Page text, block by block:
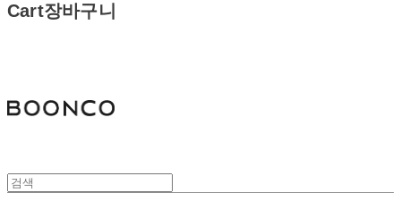
Cart장바구니